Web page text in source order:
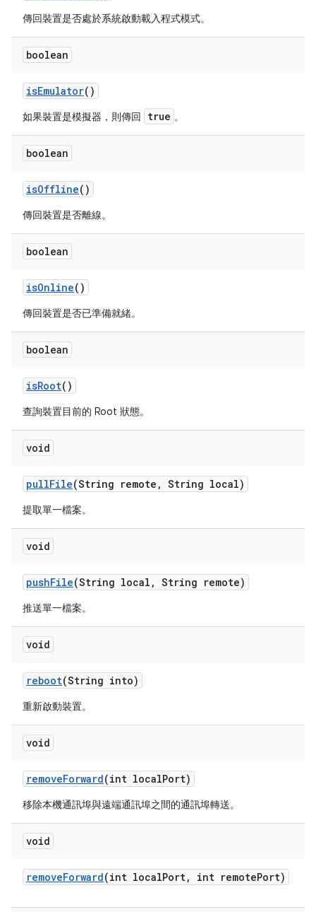
傳回裝置是否處於系統啟動載入程式模式。
boolean
isEmulator()
如果裝置是模擬器，則傳回 true 。
boolean
isOffline()
傳回裝置是否離線。
boolean
isOnline()
傳回裝置是否已準備就緒。
boolean
isRoot()
查詢裝置目前的 Root 狀態。
void
pullFile(String remote , String local)
提取單一檔案。
void
pushFile(String local , String remote)
推送單一檔案。
void
reboot(String into)
重新啟動裝置。
void
removeForward(int localPort)
移除本機通訊埠與遠端通訊埠之間的通訊埠轉送。
void
removeForward(int localPort, int remotePort)